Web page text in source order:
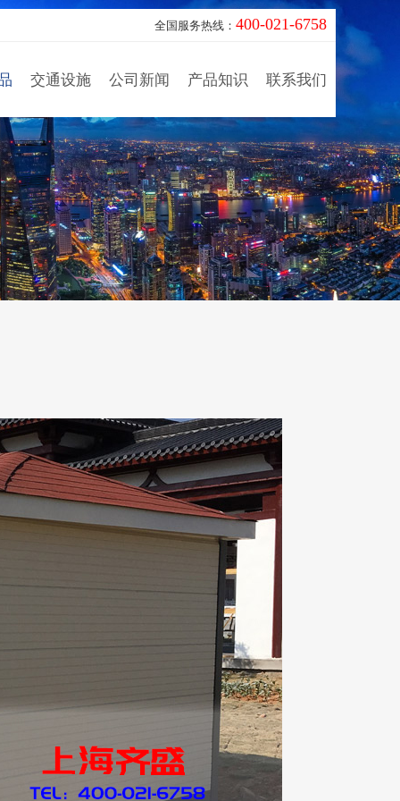
全国服务热线： 400-021-6758
交通设施 公司新闻 产品知识 联系我们